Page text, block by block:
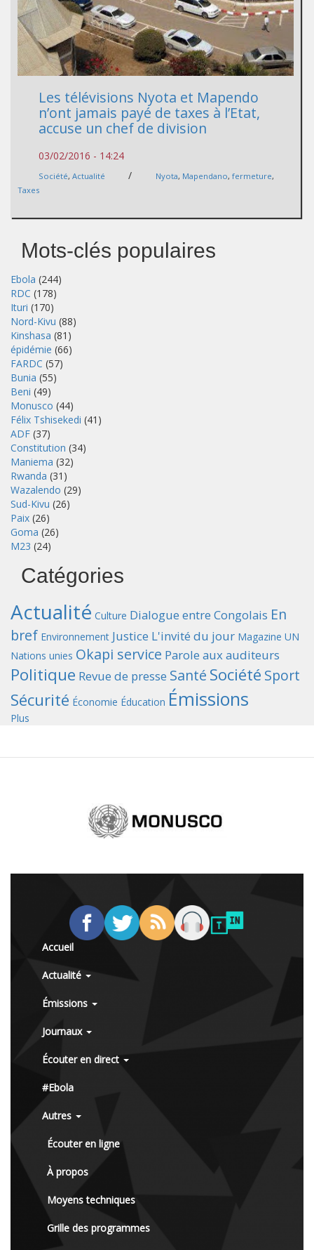
Les télévisions Nyota et Mapendo
n’ont jamais payé de taxes à l’Etat,
accuse un chef de division
03/02/2016 - 14:24
Société, Actualité / Nyota, Mapendano, fermeture,
Taxes
Mots-clés populaires
Ebola (244)
RDC (178)
Ituri (170)
Nord-Kivu (88)
Kinshasa (81)
épidémie (66)
FARDC (57)
Bunia (55)
Beni (49)
Monusco (44)
Félix Tshisekedi (41)
ADF (37)
Constitution (34)
Maniema (32)
Rwanda (31)
Wazalendo (29)
Sud-Kivu (26)
Paix (26)
Goma (26)
M23 (24)
Catégories
Actualité Culture Dialogue entre Congolais En
bref Environnement Justice L'invité du jour Magazine UN
Nations unies Okapi service Parole aux auditeurs
Politique Revue de presse Santé Société Sport
Sécurité Économie Éducation Émissions
Plus
Accueil
Actualité
Émissions
Journaux
Écouter en direct
#Ebola
Autres
Écouter en ligne
À propos
Moyens techniques
Grille des programmes